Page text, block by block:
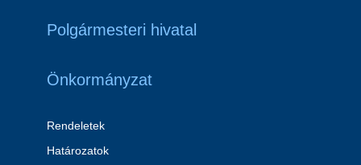
Polgármesteri hivatal
Önkormányzat
Rendeletek
Határozatok